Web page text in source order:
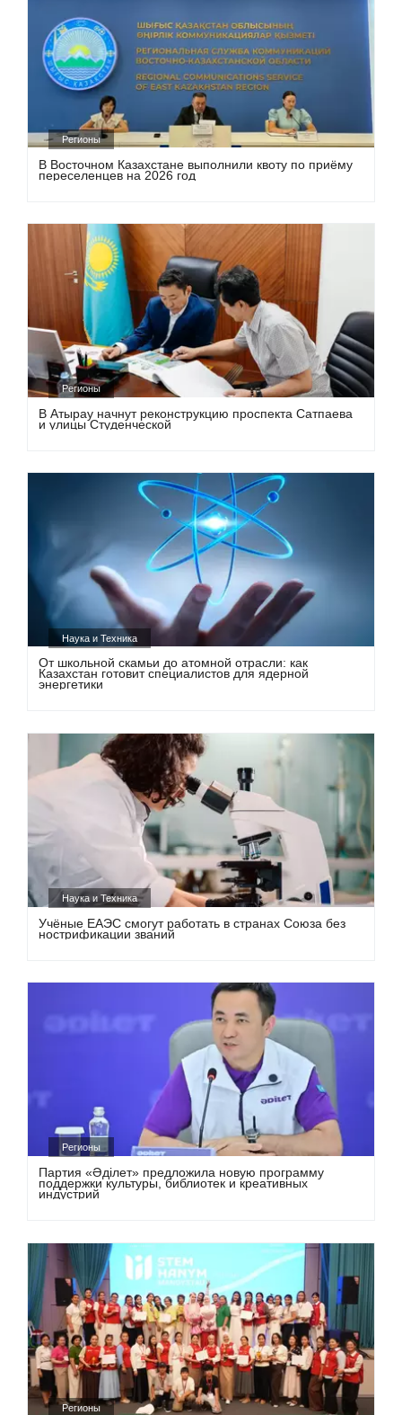
Регионы
В Восточном Казахстане выполнили квоту по приёму
переселенцев на 2026 год
Регионы
В Атырау начнут реконструкцию проспекта Сатпаева
и улицы Студенческой
Наука и Техника
От школьной скамьи до атомной отрасли: как
Казахстан готовит специалистов для ядерной
энергетики
Наука и Техника
Учёные ЕАЭС смогут работать в странах Союза без
нострификации званий
Регионы
Партия «Әділет» предложила новую программу
поддержки культуры, библиотек и креативных
индустрий
Регионы